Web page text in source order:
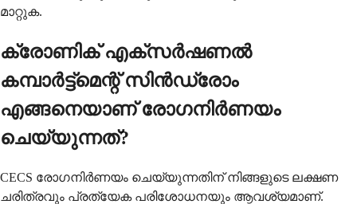
മാറ്റുക.
ക്രോണിക് എക്സർഷണൽ
കമ്പാർട്ട്മെന്റ് സിൻഡ്രോം
എങ്ങനെയാണ് രോഗനിർണയം
ചെയ്യുന്നത്?
CECS രോഗനിർണയം ചെയ്യുന്നതിന് നിങ്ങളുടെ ലക്ഷണ
ചരിത്രവും പ്രത്യേക പരിശോധനയും ആവശ്യമാണ്.